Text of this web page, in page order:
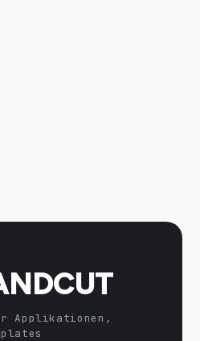
Applikationen,